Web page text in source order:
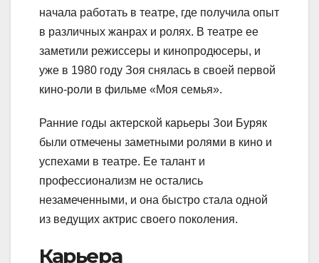
начала работать в театре, где получила опыт
в различных жанрах и ролях. В театре ее
заметили режиссеры и кинопродюсеры, и
уже в 1980 году Зоя снялась в своей первой
кино-роли в фильме «Моя семья».
Ранние годы актерской карьеры Зои Буряк
были отмечены заметными ролями в кино и
успехами в театре. Ее талант и
профессионализм не остались
незамеченными, и она быстро стала одной
из ведущих актрис своего поколения.
Карьера